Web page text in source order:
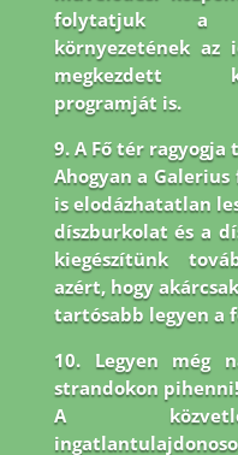
folytatjuk a
környezetének az
megkezdett
programját is.
9. A Fő tér
Ahogyan a
is elodázhatatlan
díszburkolat és a
kiegészítünk
azért, hogy
tartósabb legyen a
10. Legyen még
strandokon pihenni!
A